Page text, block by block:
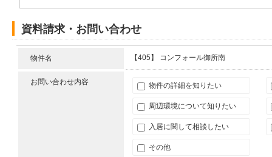
資料請求・お問い合わせ
物件名 【405】 コンフォール御所南
お問い合わせ内容 物件の詳細を知りたい
周辺環境について知りたい
入居に関して相談したい
その他